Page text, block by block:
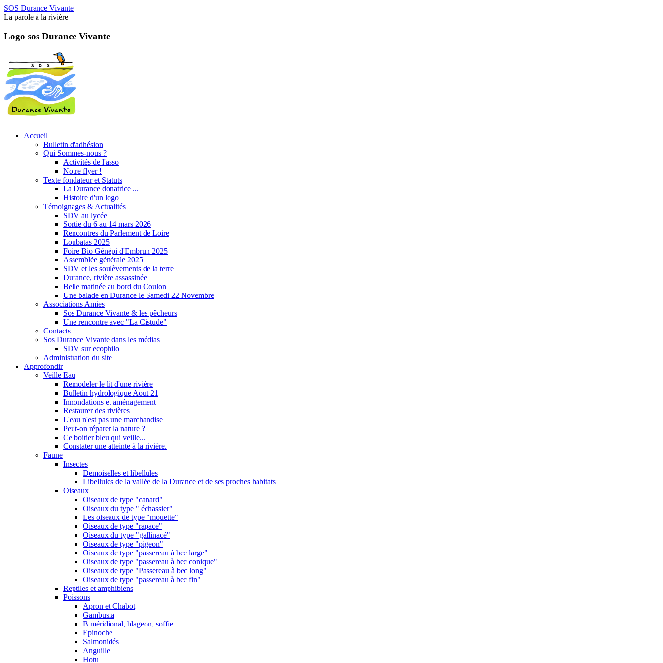
SOS Durance Vivante
La parole à la rivière
Logo sos Durance Vivante
Accueil
Bulletin d'adhésion
Qui Sommes-nous ?
Activités de l'asso
Notre flyer !
Texte fondateur et Statuts
La Durance donatrice ...
Histoire d'un logo
Témoignages & Actualités
SDV au lycée
Sortie du 6 au 14 mars 2026
Rencontres du Parlement de Loire
Loubatas 2025
Foire Bio Génépi d'Embrun 2025
Assemblée générale 2025
SDV et les soulèvements de la terre
Durance, rivière assassinée
Belle matinée au bord du Coulon
Une balade en Durance le Samedi 22 Novembre
Associations Amies
Sos Durance Vivante & les pêcheurs
Une rencontre avec "La Cistude"
Contacts
Sos Durance Vivante dans les médias
SDV sur ecophilo
Administration du site
Approfondir
Veille Eau
Remodeler le lit d'une rivière
Bulletin hydrologique Aout 21
Innondations et aménagement
Restaurer des rivières
L'eau n'est pas une marchandise
Peut-on réparer la nature ?
Ce boitier bleu qui veille...
Constater une atteinte à la rivière.
Faune
Insectes
Demoiselles et libellules
Libellules de la vallée de la Durance et de ses proches habitats
Oiseaux
Oiseaux de type "canard"
Oiseaux du type " échassier"
Les oiseaux de type "mouette"
Oiseaux de type "rapace"
Oiseaux du type "gallinacé"
Oiseaux de type "pigeon"
Oiseaux de type "passereau à bec large"
Oiseaux de type "passereau à bec conique"
Oiseaux de type "Passereau à bec long"
Oiseaux de type "passereau à bec fin"
Reptiles et amphibiens
Poissons
Apron et Chabot
Gambusia
B méridional, blageon, soffie
Epinoche
Salmonidés
Anguille
Hotu